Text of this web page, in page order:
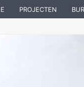
PROJECTEN